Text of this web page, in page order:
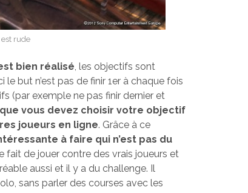
rude
bien réalisé, les objectifs sont
but n’est pas de finir 1er à chaque fois
(par exemple ne pas finir dernier et
vous devez choisir votre objectif
joueurs en ligne. Grâce à ce
à faire qui n’est pas du
fait de jouer contre des vrais joueurs et
aussi et il y a du challenge. Il
sans parler des courses avec les